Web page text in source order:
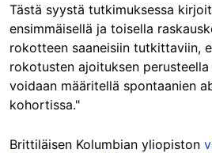
Tästä syystä tutkimuksessa
ensimmäisellä ja toisella
rokotteen saaneisiin tutkittaviin,
rokotusten ajoituksen
voidaan määritellä spontaanien
kohortissa."
Brittiläisen Kolumbian yliopiston